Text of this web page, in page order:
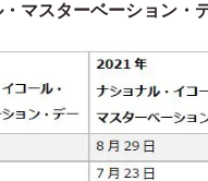
マスターベーション・